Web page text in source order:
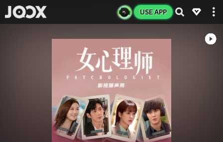
USE APP